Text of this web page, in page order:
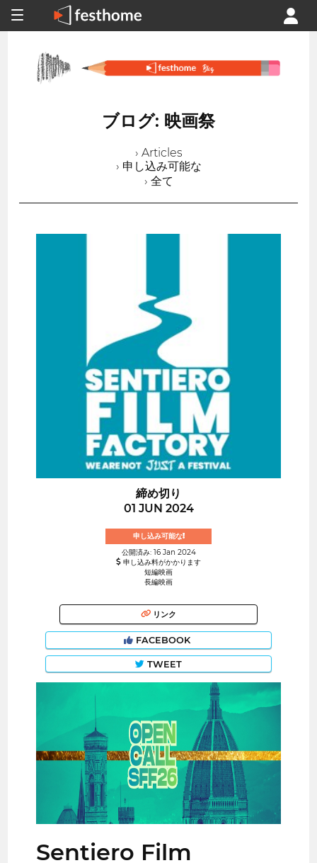
ブログ: 映画祭
› Articles
› 申し込み可能な
› 全て
締め切り
01 JUN 2024
申し込み可能な!
公開済み: 16 Jan 2024
申し込み料がかかります
短編映画
長編映画
リンク
FACEBOOK
TWEET
Sentiero Film